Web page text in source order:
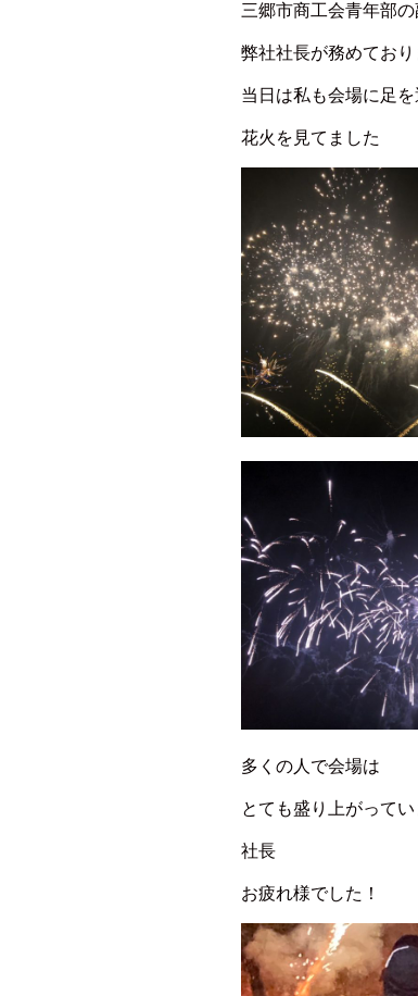
三郷市商工会青年部
弊社社長が務めており
当日は私も会場に足
花火を見てました
多くの人で会場は
とても盛り上がってい
社長
お疲れ様でした！